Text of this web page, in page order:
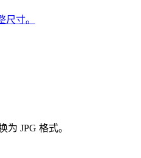
寸。
JPG 格式。